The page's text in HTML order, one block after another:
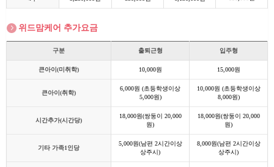
위드맘케어 추가요금
구분 출퇴근형 입주형
큰아이(미취학) 10,000원 15,000원
큰아이(취학)
6,000원 (초등학생이상
5,000원)
10,000원 (초등학생이상
8,000원)
시간추가(시간당)
18,000원(쌍둥이 20,000
원)
18,000원(쌍둥이 20,000
원)
기타 가족1인당
5,000원(남편 2시간이상
상주시)
8,000원(남편 2시간이상
상주시)